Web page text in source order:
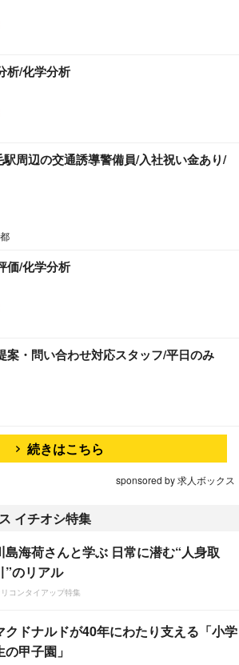
析/化学分析
駅周辺の交通誘導警備員/入社祝い金あり/
価/化学分析
案・問い合わせ対応スタッフ/平日のみ
続きはこちら
sponsored by 求人ボックス
イチオシ特集
島海荷さんと学ぶ 日常に潜む“人身取
”のリアル
コンタイアップ特集
クドナルドが40年にわたり支える「小学
の甲子園」